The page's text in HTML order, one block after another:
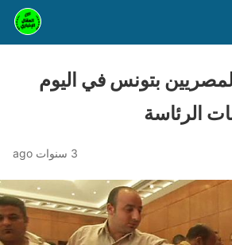
بتونس في اليوم
الرئاسة
3 سنوات ago